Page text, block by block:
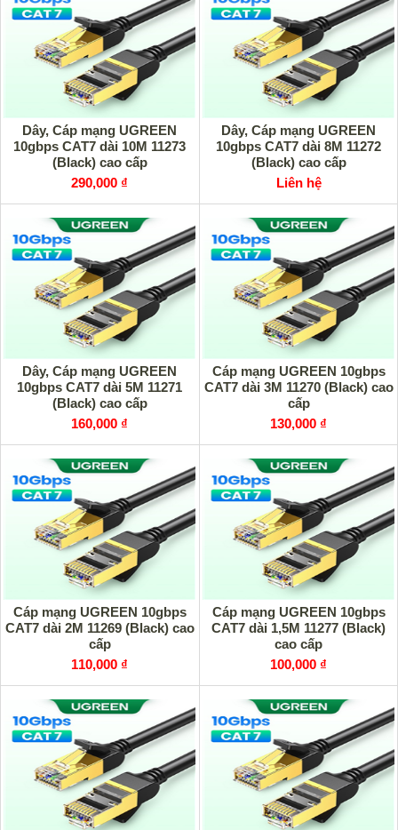
Dây, Cáp mạng UGREEN
10gbps CAT7 dài 10M 11273
(Black) cao cấp
290,000 ₫
Dây, Cáp mạng UGREEN
10gbps CAT7 dài 8M 11272
(Black) cao cấp
Liên hệ
Dây, Cáp mạng UGREEN
10gbps CAT7 dài 5M 11271
(Black) cao cấp
160,000 ₫
Cáp mạng UGREEN 10gbps
CAT7 dài 3M 11270 (Black) cao
cấp
130,000 ₫
Cáp mạng UGREEN 10gbps
CAT7 dài 2M 11269 (Black) cao
cấp
110,000 ₫
Cáp mạng UGREEN 10gbps
CAT7 dài 1,5M 11277 (Black)
cao cấp
100,000 ₫